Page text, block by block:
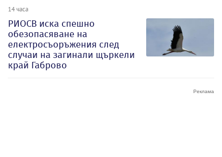
14 часа
РИОСВ иска спешно
обезопасяване на
електросъоръжения след
случаи на загинали щъркели
край Габрово